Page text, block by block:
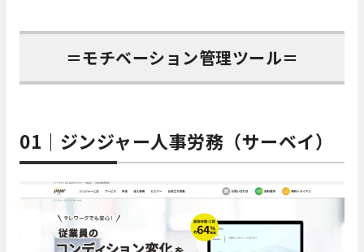
＝モチベーション管理ツール＝
01｜ジンジャー人事労務（サーベイ）